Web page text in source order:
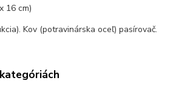
16 cm)
Kov (potravinárska oceľ) pasírovač.